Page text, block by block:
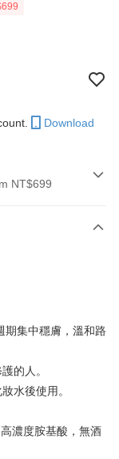
Download
NT$699
Commercial Bank
Commercial
期集中穩膚，溫和路
的人。
水後使用。
濃度胺基酸，無酒